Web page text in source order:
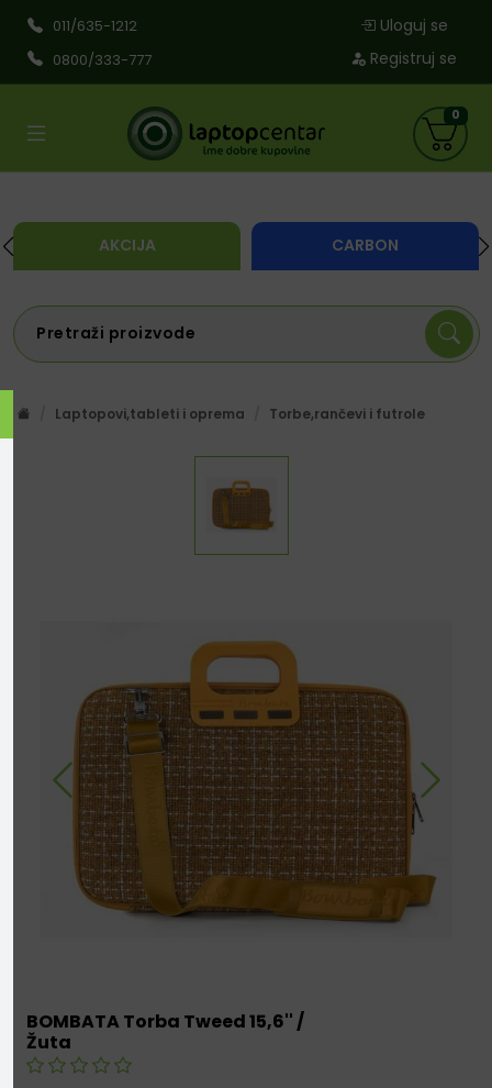
011/635-1212
0800/333-777
Uloguj se
Registruj se
AKCIJA CARBON
0
Laptopovi,tableti i oprema Torbe,rančevi i futrole
BOMBATA Torba Tweed 15,6'' /
Žuta